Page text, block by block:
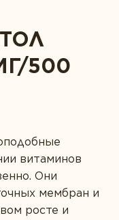
500
витаминов
Они
мембран и
росте и